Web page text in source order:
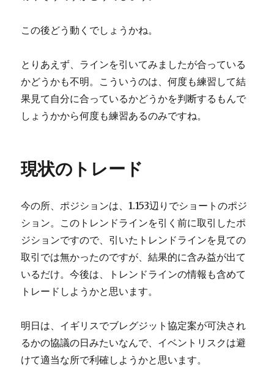
この後どう動くでしょうかね。
とりあえず、ラインを引いてみましたが合っている
かどうかも不明。こういうのは、何度も練習して結
果見て自分に合っているかどうかを判断するもんで
しょうかから何度も練習あるのみですね。
現状のトレード
今の所、ポジションは、1.153辺りでショートのポジ
ション。このトレンドラインを引く前に取引したポ
ジションですので、引いたトレンドラインを見ての
取引では無かったのですが、結果的に含み益が出て
いるだけ。今後は、トレンドラインの情報も含めて
トレードしようかと思います。
明日は、イギリスでブレグジット協定案が可決され
るかの協議の日みたいなんで、イベントリスクは避
けて適当な所で利確しようかと思います。